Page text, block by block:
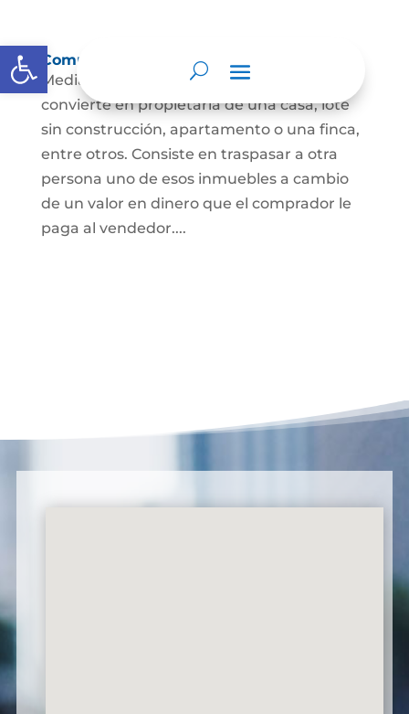
Abrir barra de herramientas
Compraventa de inmuebles
Mediante este contrato, una persona se
convierte en propietaria de una casa, lote
sin construcción, apartamento o una finca,
entre otros. Consiste en traspasar a otra
persona uno de esos inmuebles a cambio
de un valor en dinero que el comprador le
paga al vendedor....